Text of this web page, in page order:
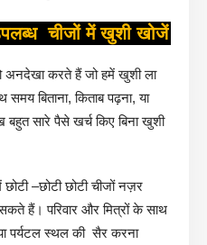
चीजों में खुशी खोजें
अनदेखा करते हैं जो हमें खुशी ला
बिताना, किताब पढ़ना, या
सारे पैसे खर्च किए बिना खुशी
–छोटी छोटी चीजों नज़र
हैं। परिवार और मित्रों के साथ
पर्यटल स्थल की सैर करना